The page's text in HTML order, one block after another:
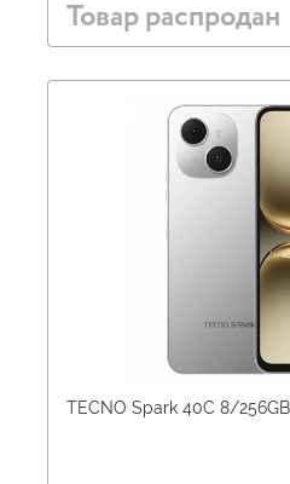
Товар распродан
TECNO Spark 40C 8/